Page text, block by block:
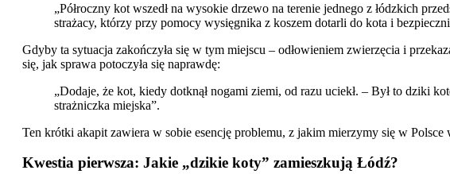
„Półroczny kot wszedł na wysokie drzewo na terenie jednego z łódzkich
strażacy, którzy przy pomocy wysięgnika z koszem dotarli do kota i
Gdyby ta sytuacja zakończyła się w tym miejscu – odłowieniem zwierzęcia i
się, jak sprawa potoczyła się naprawdę:
„Dodaje, że kot, kiedy dotknął nogami ziemi, od razu uciekł. – Był to dziki
strażniczka miejska”.
Ten krótki akapit zawiera w sobie esencję problemu, z jakim mierzymy się w
Kwestia pierwsza: Jakie „dzikie koty” zamieszkują Łódź?